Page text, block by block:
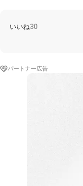
#backnumber
いいね30
パートナー広告